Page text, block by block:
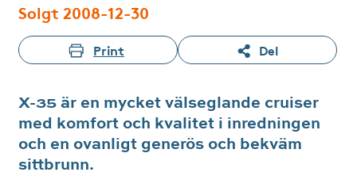
Solgt 2008-12-30
Print Del
X-35 är en mycket välseglande cruiser
med komfort och kvalitet i inredningen
och en ovanligt generös och bekväm
sittbrunn.